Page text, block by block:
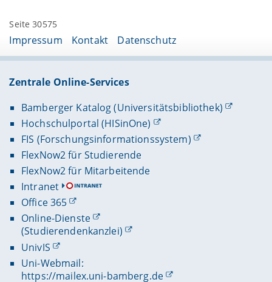
Seite 30575
Impressum Kontakt Datenschutz
Zentrale Online-Services
Bamberger Katalog (Universitätsbibliothek)
Hochschulportal (HISinOne)
FIS (Forschungsinformationssystem)
FlexNow2 für Studierende
FlexNow2 für Mitarbeitende
Intranet
Office 365
Online-Dienste
(Studierendenkanzlei)
UnivIS
Uni-Webmail:
https://mailex.uni-bamberg.de